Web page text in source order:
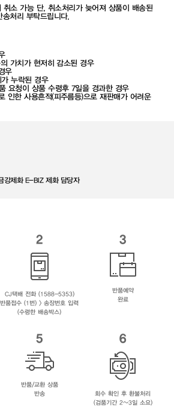
소 가능 단, 취소처리가 늦어져 상품이 배송된
처리 부탁드립니다.
가치가 현저히 감소된 경우
우
누락된 경우
요청이 상품 수령후 7일을 경과한 경우
인한 사용흔적(피주름등)으로 재판매가 어려운
강제화 E-BIZ 제화 담당자
2
CJ택배 전화 (1588-5353)
반품접수 (1번) > 송장번호 입력
(수령한 배송박스)
3
반품예약
완료
5
반품/교환 상품
반송
6
회수 확인 후 환불처리
(검품기간 2~3일 소요)